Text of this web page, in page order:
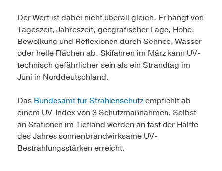
Der Wert ist dabei nicht überall gleich. Er hängt von
Tageszeit, Jahreszeit, geografischer Lage, Höhe,
Bewölkung und Reflexionen durch Schnee, Wasser
oder helle Flächen ab. Skifahren im März kann UV-
technisch gefährlicher sein als ein Strandtag im
Juni in Norddeutschland.
Das Bundesamt für Strahlenschutzempfiehlt ab
einem UV-Index von 3 Schutzmaßnahmen. Selbst
an Stationen im Tiefland werden an fast der Hälfte
des Jahres sonnenbrandwirksame UV-
Bestrahlungsstärken erreicht.